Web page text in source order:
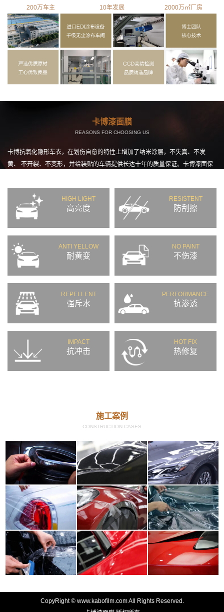
200万车主 10年发展 2000万㎡厂房
卡博漆面膜
REASONS FOR CHOOSING US
卡博抗氧化隐形车衣，在划伤自愈的特性上增加了纳米涂层，不失真、不发
黄、 不开裂、不变形，并给装贴的车辆提供长达十年的质量保证。卡博漆面保
HIGH LIGHT
高亮度
RESISTENT
防刮擦
ANTI YELLOW
耐黄变
NO PAINT
不伤漆
REPELLENT
强斥水
PERFORMANCE
抗渗透
IMPACT
抗冲击
HOT FIX
热修复
施工案例
CONSTRUCTION CASES
CopyRight © www.kabofilm.com All Rights Reserved.